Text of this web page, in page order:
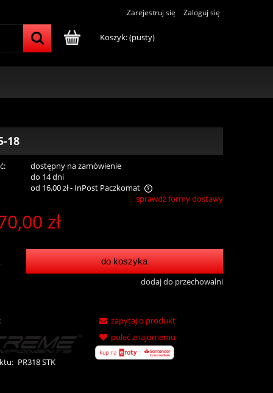
Zarejestruj się Zaloguj się
Koszyk:(pusty)
18
dostępny na zamówienie
do 14 dni
od 16,00 zł- InPost Paczkomat
nie zawiera ewentualnych kosztów
sprawdź formy dostawy
zł
do koszyka
dodaj do przechowalni
PR318 STK
zapytaj o produkt
poleć znajomemu